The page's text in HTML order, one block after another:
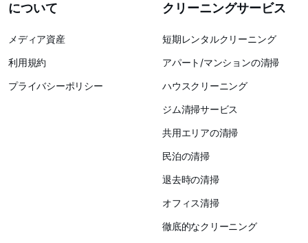
について
メディア資産
利用規約
プライバシーポリシー
クリーニングサービス
短期レンタルクリーニング
アパート/マンションの清掃
ハウスクリーニング
ジム清掃サービス
共用エリアの清掃
民泊の清掃
退去時の清掃
オフィス清掃
徹底的なクリーニング